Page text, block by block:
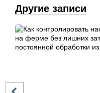
Другие записи